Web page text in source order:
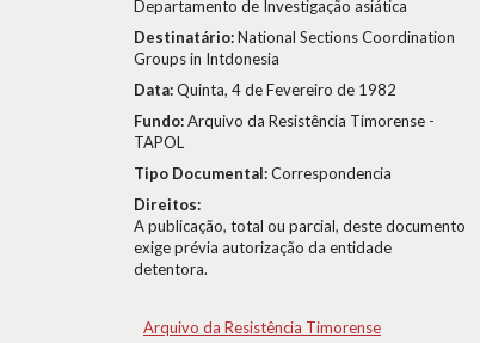
Departamento de Investigação asiática
Destinatário:National Sections Coordination
Groups in Intdonesia
Data:Quinta, 4 de Fevereiro de 1982
Fundo:Arquivo da Resistência Timorense -
TAPOL
Tipo Documental:Correspondencia
Direitos:
A publicação, total ou parcial, deste documento
exige prévia autorização da entidade
detentora.
Arquivo da Resistência Timorense